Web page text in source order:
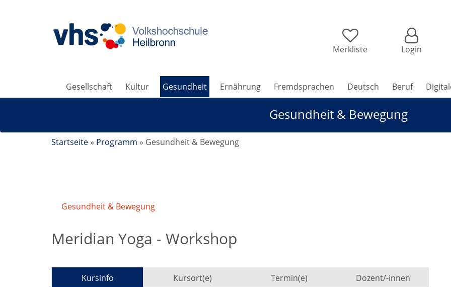
Merkliste Login
Gesellschaft Kultur Gesundheit Ernährung Fremdsprachen Deutsch Beruf
Gesundheit & Bewegung
Startseite » Programm » Gesundheit & Bewegung
Gesundheit & Bewegung
Meridian Yoga - Workshop
Kursinfo Kursort(e) Termin(e) Dozent/-innen